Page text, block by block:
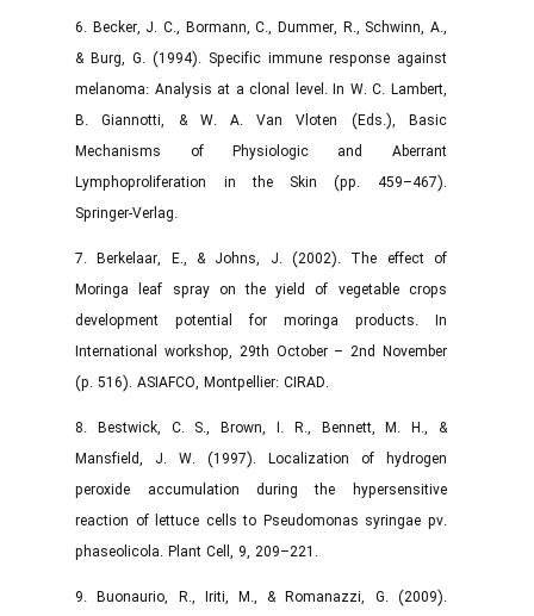
6. Becker, J. C., Bormann, C., Dummer, R., Schwinn, A.,
& Burg, G. (1994). Specific immune response against
melanoma: Analysis at a clonal level. In W. C. Lambert,
B. Giannotti, & W. A. Van Vloten (Eds.), Basic
Mechanisms of Physiologic and Aberrant
Lymphoproliferation in the Skin (pp. 459–467).
Springer-Verlag.
7. Berkelaar, E., & Johns, J. (2002). The effect of
Moringa leaf spray on the yield of vegetable crops
development potential for moringa products. In
International workshop, 29th October – 2nd November
(p. 516). ASIAFCO, Montpellier: CIRAD.
8. Bestwick, C. S., Brown, I. R., Bennett, M. H., &
Mansfield, J. W. (1997). Localization of hydrogen
peroxide accumulation during the hypersensitive
reaction of lettuce cells to Pseudomonas syringae pv.
phaseolicola. Plant Cell, 9, 209–221.
9. Buonaurio, R., Iriti, M., & Romanazzi, G. (2009).